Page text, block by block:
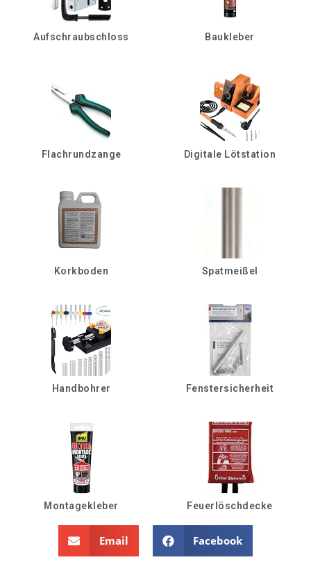
Aufschraubschloss Baukleber
Flachrundzange Digitale Lötstation
Korkboden Spatmeißel
Handbohrer Fenstersicherheit
Montagekleber Feuerlöschdecke
Email Facebook